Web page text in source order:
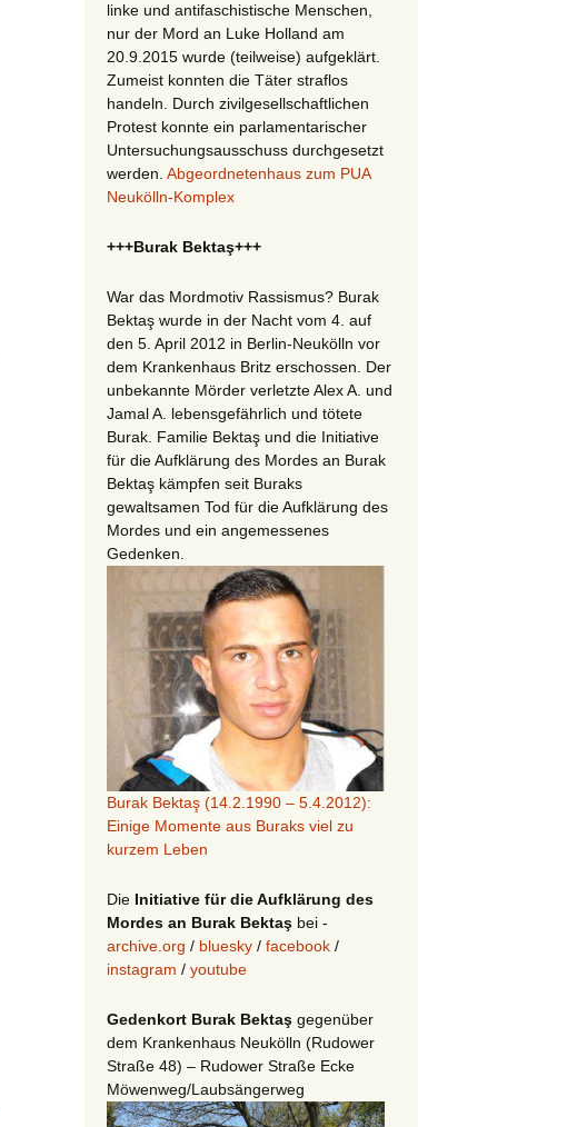
linke und antifaschistische Menschen,
nur der Mord an Luke Holland am
20.9.2015 wurde (teilweise) aufgeklärt.
Zumeist konnten die Täter straflos
handeln. Durch zivilgesellschaftlichen
Protest konnte ein parlamentarischer
Untersuchungsausschuss durchgesetzt
werden. Abgeordnetenhaus zum PUA
Neukölln-Komplex
+++Burak Bektaş+++
War das Mordmotiv Rassismus? Burak
Bektaş wurde in der Nacht vom 4. auf
den 5. April 2012 in Berlin-Neukölln vor
dem Krankenhaus Britz erschossen. Der
unbekannte Mörder verletzte Alex A. und
Jamal A. lebensgefährlich und tötete
Burak. Familie Bektaş und die Initiative
für die Aufklärung des Mordes an Burak
Bektaş kämpfen seit Buraks
gewaltsamen Tod für die Aufklärung des
Mordes und ein angemessenes
Gedenken.
Burak Bektaş (14.2.1990 – 5.4.2012):
Einige Momente aus Buraks viel zu
kurzem Leben
Die Initiative für die Aufklärung des
Mordes an Burak Bektaş bei -
archive.org / bluesky / facebook /
instagram / youtube
Gedenkort Burak Bektaş gegenüber
dem Krankenhaus Neukölln (Rudower
Straße 48) – Rudower Straße Ecke
Möwenweg/Laubsängerweg